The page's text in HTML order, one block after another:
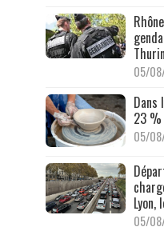
05/
Dans
23 %
05/
Lyon,
05/